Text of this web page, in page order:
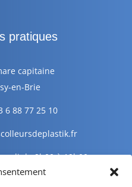
pratiques
capitaine
en-Brie
6 88 77 25 10
de 9h00 à 19h00